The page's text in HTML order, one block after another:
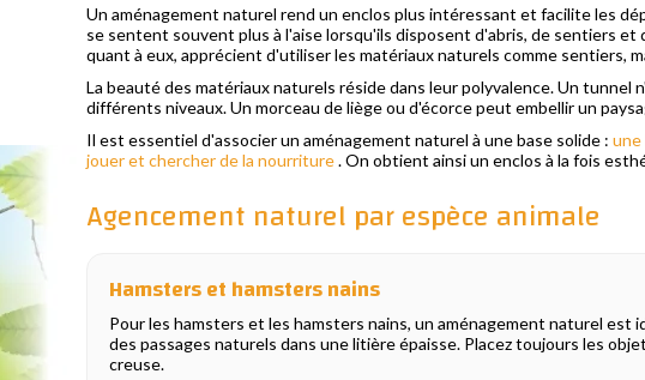
Un aménagement naturel rend un enclos plus intéressant et facilite les
se sentent souvent plus à l'aise lorsqu'ils disposent d'abris, de sentiers et
quant à eux, apprécient d'utiliser les matériaux naturels comme sentiers,
La beauté des matériaux naturels réside dans leur polyvalence. Un tunnel
différents niveaux. Un morceau de liège ou d'écorce peut embellir un
Il est essentiel d'associer un aménagement naturel à une base solide : une
jouer et chercher de la nourriture. On obtient ainsi un enclos à la fois
Agencement naturel par espèce animale
Hamsters et hamsters nains
Pour les hamsters et les hamsters nains, un aménagement naturel est
des passages naturels dans une litière épaisse. Placez toujours les
creuse.